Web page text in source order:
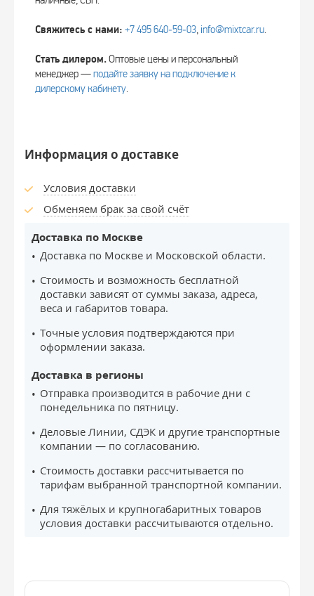
Свяжитесь с нами: +7 495 640‑59‑03, info@mixtcar.ru.
Стать дилером.Оптовые цены и персональный
менеджер —подайте заявку на подключение к
дилерскому кабинету.
Информация о доставке
Условия доставки
Обменяем брак за свой счёт
Доставка по Москве
Доставка по Москве и Московской области.
Стоимость и возможность бесплатной
доставки зависят от суммы заказа, адреса,
веса и габаритов товара.
Точные условия подтверждаются при
оформлении заказа.
Доставка в регионы
Отправка производится в рабочие дни с
понедельника по пятницу.
Деловые Линии, СДЭК и другие транспортные
компании — по согласованию.
Стоимость доставки рассчитывается по
тарифам выбранной транспортной компании.
Для тяжёлых и крупногабаритных товаров
условия доставки рассчитываются отдельно.